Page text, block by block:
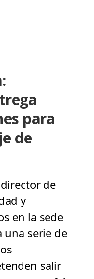
para
de
de
y
en la sede
una serie de
salir